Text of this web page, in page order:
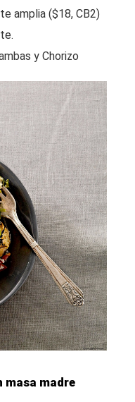
amplia ($18, CB2)
y Chorizo
masa madre